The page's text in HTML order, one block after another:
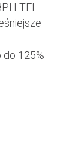
TFI
125%